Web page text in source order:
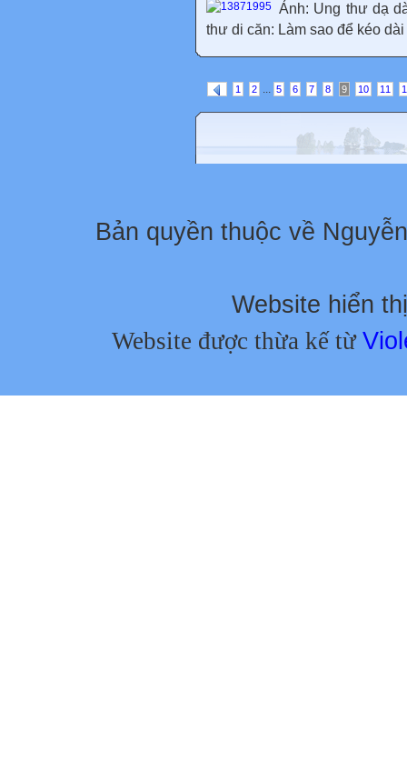
Ảnh: Ung thư dạ
thư di căn: Làm sao để kéo
1 2 ... 5 6 7 8 9 10 11
Bản quyền thuộc về
Website hiển
Website được thừa kế từ